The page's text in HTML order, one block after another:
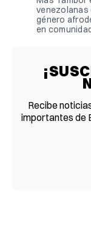
venezolanas
género
en
Recibe
importantes de